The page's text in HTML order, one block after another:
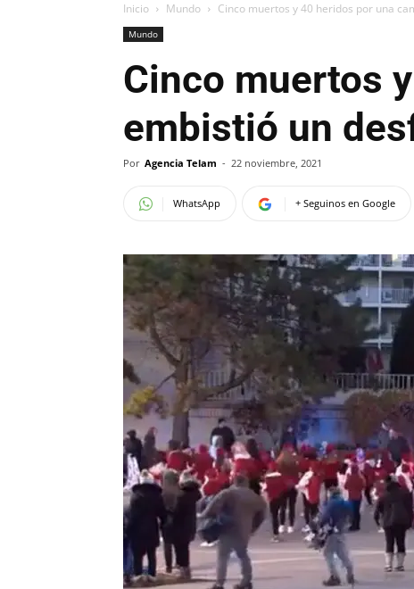
Inicio Mundo Cinco muertos y 40 heridos por una
Mundo
Cinco muertos
embistió un
Por Agencia Telam - 22 noviembre, 2021
WhatsApp + Seguinos en Google